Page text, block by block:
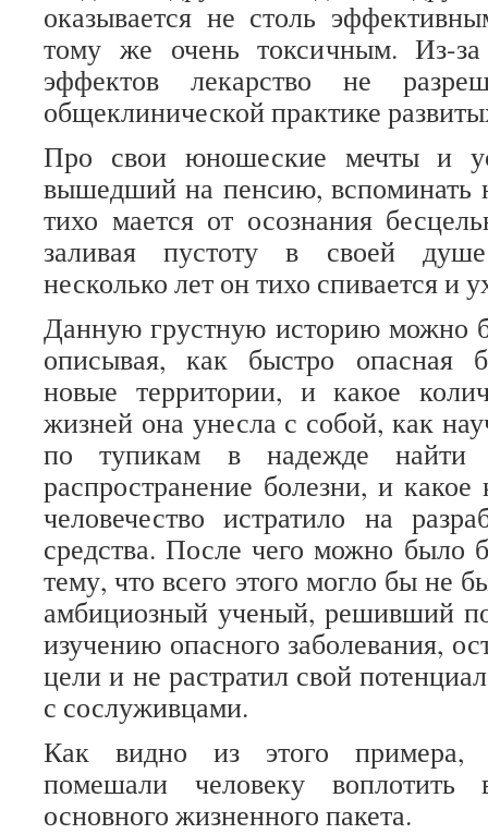
оказывается не столь
тому же очень токсичным. Из-
эффектов лекарство не
общеклинической практике
Про свои юношеские мечты и
вышедший на пенсию, вспоминать
тихо мается от осознания
заливая пустоту в своей
несколько лет он тихо спивается и
Данную грустную историю можно
описывая, как быстро опасная
новые территории, и какое
жизней она унесла с собой, как
по тупикам в надежде найти
распространение болезни, и какое
человечество истратило на
средства. После чего можно было
тему, что всего этого могло бы не
амбициозный ученый, решивший
изучению опасного заболевания,
цели и не растратил свой
с сослуживцами.
Как видно из этого примера,
помешали человеку воплотить
основного жизненного пакета.